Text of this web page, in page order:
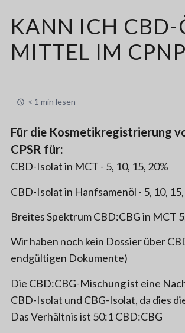
KANN ICH CBD-
MITTEL IM
< 1 min lesen
Für die Kosmetikregistrierung
CPSR für:
CBD-Isolat in MCT - 5, 10, 15, 20%
CBD-Isolat in Hanfsamenöl - 5, 10,
Breites Spektrum CBD:CBG in MCT
Wir haben noch kein Dossier über
endgültigen Dokumente)
Die CBD:CBG-Mischung ist eine
CBD-Isolat und CBG-Isolat, da dies
Das Verhältnis ist 50:1 CBD:CBG